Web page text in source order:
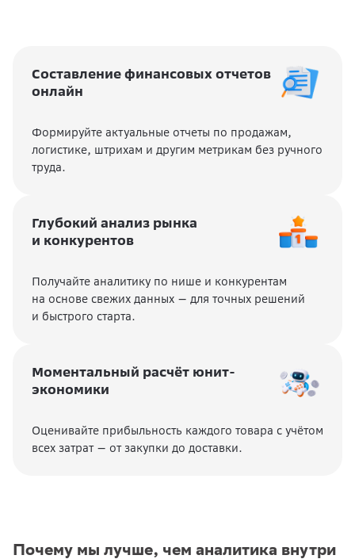
Составление финансовых отчетов
онлайн
Формируйте актуальные отчеты по продажам,
логистике, штрихам и другим метрикам без ручного
труда.
Глубокий анализ рынка
и конкурентов
Получайте аналитику по нише и конкурентам
на основе свежих данных — для точных решений
и быстрого старта.
Моментальный расчёт юнит-
экономики
Оценивайте прибыльность каждого товара с учётом
всех затрат — от закупки до доставки.
Почему мы лучше, чем аналитика внутри